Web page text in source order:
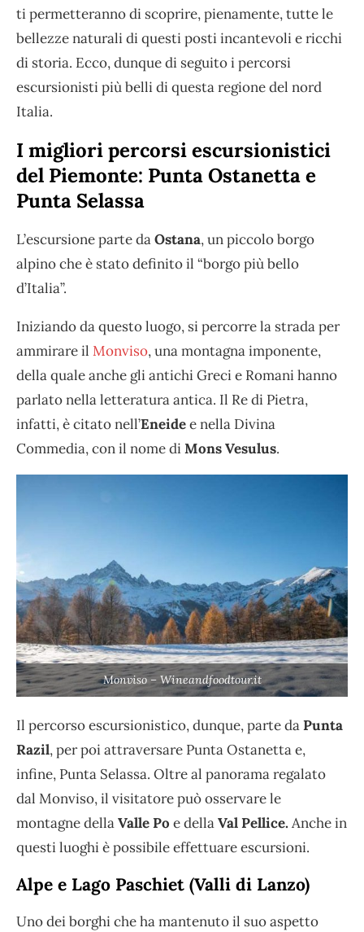
ti permetteranno di scoprire, pienamente, tutte le
bellezze naturali di questi posti incantevoli e ricchi
di storia. Ecco, dunque di seguito i percorsi
escursionisti più belli di questa regione del nord
Italia.
I migliori percorsi escursionistici
del Piemonte: Punta Ostanetta e
Punta Selassa
L’escursione parte daOstana, un piccolo borgo
alpino che è stato definito il “borgo più bello
d’Italia”.
Iniziando da questo luogo, si percorre la strada per
ammirare il Monviso, una montagna imponente,
della quale anche gli antichi Greci e Romani hanno
parlato nella letteratura antica. Il Re di Pietra,
infatti, è citato nell’Eneidee nella Divina
Commedia, con il nome diMons Vesulus.
Monviso – Wineandfoodtour.it
Il percorso escursionistico, dunque, parte daPunta
Razil, per poi attraversare Punta Ostanetta e,
infine, Punta Selassa. Oltre al panorama regalato
dal Monviso, il visitatore può osservare le
montagne dellaValle Po e dellaVal Pellice. Anche in
questi luoghi è possibile effettuare escursioni.
Alpe e Lago Paschiet (Valli di Lanzo)
Uno dei borghi che ha mantenuto il suo aspetto